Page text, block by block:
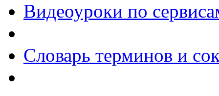
Видеоуроки по
Словарь терминов и